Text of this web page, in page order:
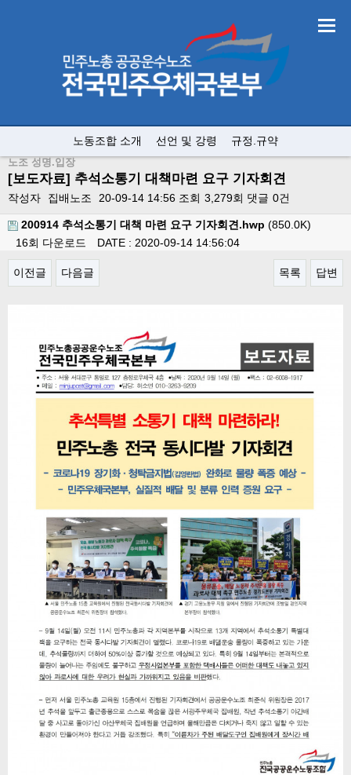
노동조합 소개 선언 및 강령 규정.규약
노조 성명.입장
[보도자료] 추석소통기 대책마련 요구 기자회견
작성자 집배노조 20-09-14 14:56 조회 3,279회 댓글 0건
200914 추석소통기 대책 마련 요구 기자회견.hwp (850.0K)
16회 다운로드
DATE : 2020-09-14 14:56:04
이전글 다음글 목록 답변